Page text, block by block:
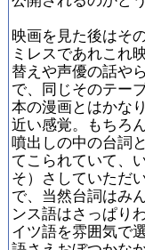
映画を見た後はそ
ミレスであれこれ
替えや声優の話や
で、同じそのテー
本の漫画とはかな
近い感覚。もちろ
噴出しの中の台詞
てこられていて、
そ）さしていただ
で、当然台詞はみ
ンス語はさっぱり
イツ語を雰囲気で